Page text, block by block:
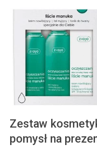
Zestaw
pomysł na